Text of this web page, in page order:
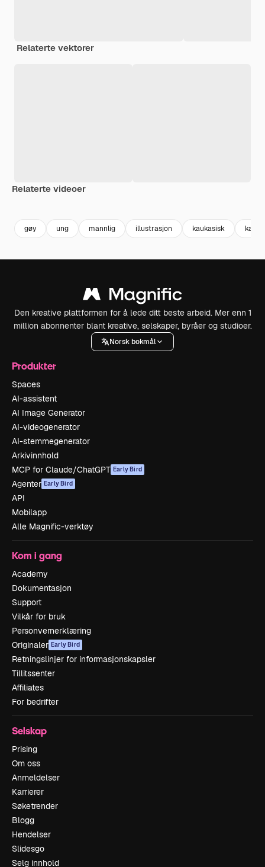
Relaterte vektorer
Relaterte videoer
gøy ung mannlig illustrasjon kaukasisk
Den kreative plattformen for å lede ditt beste arbeid. Mer enn 1
million abonnenter blant kreative, selskaper, byråer og studioer.
Norsk bokmål
Produkter
Spaces
AI-assistent
AI Image Generator
AI-videogenerator
AI-stemmegenerator
Arkivinnhold
MCP for Claude/ChatGPT Early Bird
Agenter Early Bird
API
Mobilapp
Alle Magnific-verktøy
Kom i gang
Academy
Dokumentasjon
Support
Vilkår for bruk
Personvernerklæring
Originaler Early Bird
Retningslinjer for informasjonskapsler
Tillitssenter
Affiliates
For bedrifter
Selskap
Prising
Om oss
Anmeldelser
Karrierer
Søketrender
Blogg
Hendelser
Slidesgo
Selg innhold